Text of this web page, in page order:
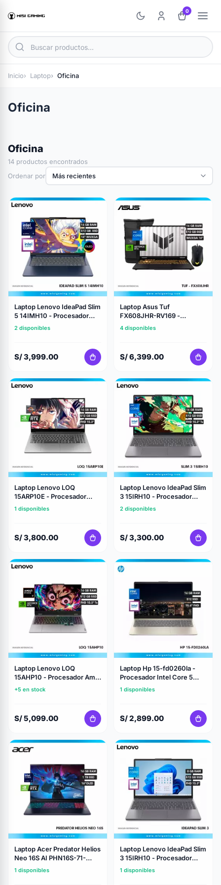
0
Inicio Laptop Oficina
Oficina
Oficina
14 productos encontrados
Ordenar por
Laptop Lenovo IdeaPad Slim
5 14IMH10 - Procesador
Intel Core Ultra 9 185H -
Almacenamiento 512Gbb
Ddr5 - 14" WUXGA Oled
2 disponibles
S/ 3,999.00
Laptop Asus Tuf
FX608JHR-RV169 -
Procesador Intel Core i7
14650Hx - Memoria Ram
Almacenamiento 1 Tb Ssd -
Nvidia Geforce RTX 5050
Mochila y Mouse Tuf
4 disponibles
S/ 6,399.00
Laptop Lenovo LOQ
15ARP10E - Procesador
Amd Ryzen 7 7735HS -
Almacenamiento 512Gb Ssd
Geforce Nvidia RTX 3050
6Gb - 15.6" FHD
1 disponibles
S/ 3,800.00
Laptop Lenovo IdeaPad Slim
3 15IRH10 - Procesador
Intel Core i7 13620H -
Memoria 16Gb Ram -
2 disponibles
S/ 3,300.00
Laptop Lenovo LOQ
15AHP10 - Procesador Amd
Ryzen 7 250 - Memoria Ram
Ssd - Geforce Rtx 5050 8Gb
- 15.6" FHD
+5 en stock
S/ 5,099.00
Laptop Hp 15-fd0260la -
Procesador Intel Core 5
120U - Memoria Ram 16Gb -
Almacenamiento 512Gb Ssd
1 disponibles
S/ 2,899.00
Laptop Acer Predator Helios
Neo 16S AI PHN16S-71-
91AW - Procesador Intel
Core Ultra 9 275HX -
1 disponibles
Laptop Lenovo IdeaPad Slim
3 15IRH10 - Procesador
Intel Core i5 13420H -
Memoria 8Gb Ram -
1 disponibles